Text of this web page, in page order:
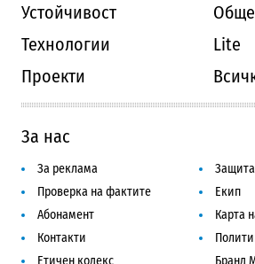
Устойчивост
Технологии
Lite
Проекти
За нас
За реклама
Проверка на фактите
Екип
Абонамент
Карта
Контакти
Етичен кодекс
Бранд